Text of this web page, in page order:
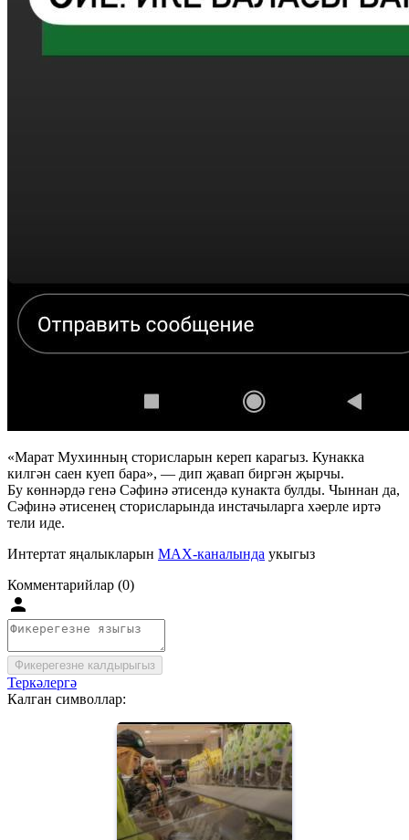
«Марат Мухинның сторисларын кереп карагыз. Кунакка
килгән саен куеп бара», — дип җавап биргән җырчы.
Бу көннәрдә генә Сәфинә әтисендә кунакта булды. Чыннан да,
Сәфинә әтисенең сторисларында инстачыларга хәерле иртә
тели иде.
Интертат яңалыкларын MAX-каналында укыгыз
Комментарийлар (0)
Фикерегезне калдырыгыз
Теркәлергә
Калган символлар: